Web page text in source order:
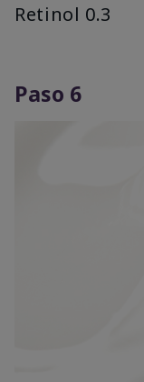
Retinol 0.3
Paso 6